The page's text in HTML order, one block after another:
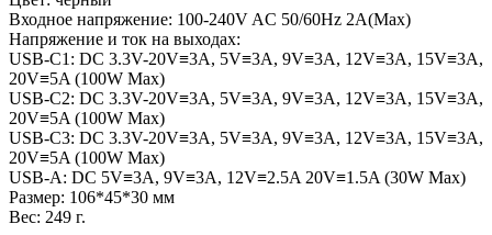
Входное напряжение: 100-240V AC 50/60Hz 2A(Max)
Напряжение и ток на выходах:
USB-C1: DC 3.3V-20V≡3A, 5V≡3A, 9V≡3A, 12V≡3A, 15V≡3A,
20V≡5A (100W Max)
USB-C2: DC 3.3V-20V≡3A, 5V≡3A, 9V≡3A, 12V≡3A, 15V≡3A,
20V≡5A (100W Max)
USB-C3: DC 3.3V-20V≡3A, 5V≡3A, 9V≡3A, 12V≡3A, 15V≡3A,
20V≡5A (100W Max)
USB-A: DC 5V≡3A, 9V≡3A, 12V≡2.5A 20V≡1.5A (30W Max)
Размер: 106*45*30 мм
Вес: 249 г.